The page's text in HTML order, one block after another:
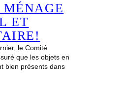
ET
le Comité
que les objets en
bien présents dans